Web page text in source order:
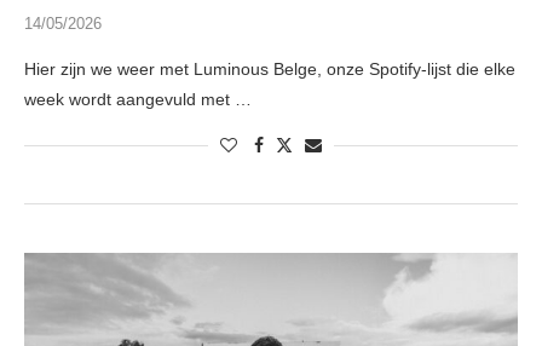
14/05/2026
Hier zijn we weer met Luminous Belge, onze Spotify-lijst die elke
week wordt aangevuld met …